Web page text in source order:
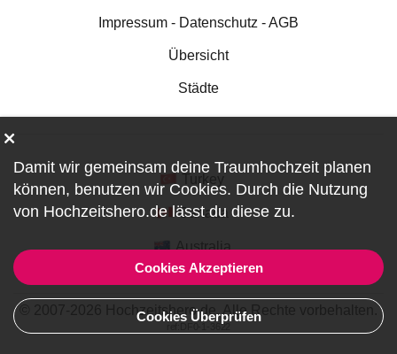
Impressum - Datenschutz - AGB
Übersicht
Städte
Canada
Australia
© 2007-2026 Hochzeitshero.de. Alle Rechte vorbehalten.
ref:DF0-1-3622
Damit wir gemeinsam deine Traumhochzeit planen
können, benutzen wir Cookies. Durch die Nutzung
von Hochzeitshero.de lässt du diese zu.
Cookies Akzeptieren
Cookies Überprüfen